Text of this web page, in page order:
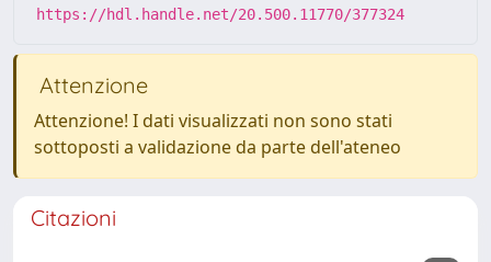
https://hdl.handle.net/20.500.11770/377324
Attenzione
Attenzione! I dati visualizzati non sono stati
sottoposti a validazione da parte dell'ateneo
Citazioni